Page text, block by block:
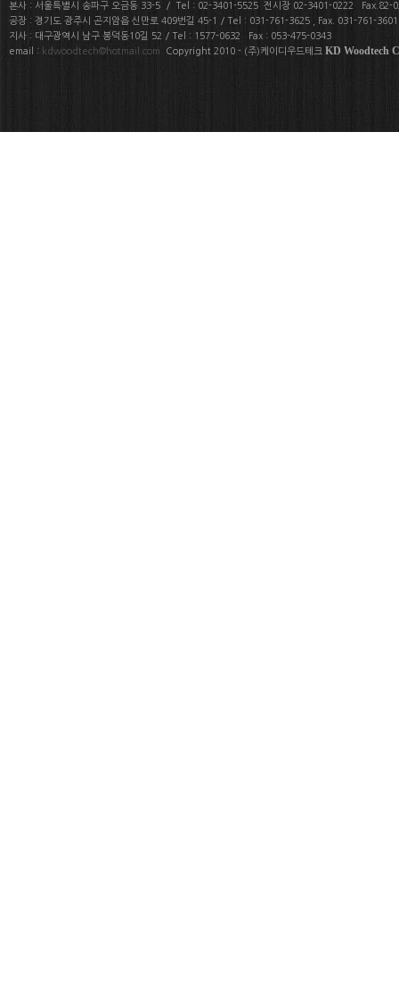
본사 : 서울특별시 송파구 오금동 33-5 / Tel : 02-3401-5525 전시장 02-3401-0222 Fax.82-
공장 : 경기도 광주시 곤지암읍 신만로 409번길 45-1 / Tel : 031-761-3625 , Fax. 031-761-
지사 : 대구광역시 남구 봉덕동10길 52 / Tel : 1577-0632 Fax : 053-475-0343
email : kdwoodtech@hotmail.com Copyright 2010 - (주)케이디우드테크 KD Woodtech